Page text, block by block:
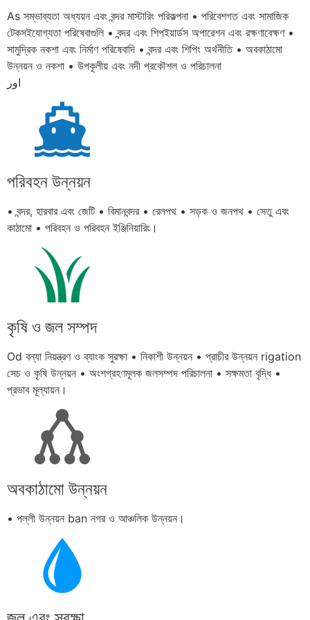
As সম্ভাব্যতা অধ্যয়ন এবং বন্দর মাস্টারিং পরিকল্পনা • পরিবেশগত এবং সামাজিক
টেকসইযোগ্যতা পরিষেবাগুলি • বন্দর এবং শিপইয়ার্ডস অপারেশন এবং রক্ষণাবেক্ষণ •
সামুদ্রিক নকশা এবং নির্মাণ পরিষেবাদি • বন্দর এবং শিপিং অর্থনীতি • অবকাঠামো
উন্নয়ন ও নকশা • উপকূলীয় এবং নদী প্রকৌশল ও পরিচালনা
পরিবহন উন্নয়ন
• বন্দর, হারবার এবং জেটি • বিমানবন্দর • রেলপথ • সড়ক ও জনপথ • সেতু এবং
কাঠামো • পরিবহন ও পরিবহন ইঞ্জিনিয়ারিং।
কৃষি ও জল সম্পদ
Od বন্যা নিয়ন্ত্রণ ও ব্যাংক সুরক্ষা • নিকাশী উন্নয়ন • প্রাচীর উন্নয়ন rigation
সেচ ও কৃষি উন্নয়ন • অংশগ্রহণমূলক জলসম্পদ পরিচালনা • সক্ষমতা বৃদ্ধি •
প্রভাব মূল্যায়ন।
অবকাঠামো উন্নয়ন
• পল্লী উন্নয়ন ban নগর ও আঞ্চলিক উন্নয়ন।